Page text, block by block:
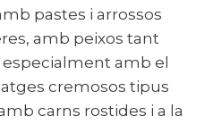
pastes i arrossos
amb peixos tant
amb el
cremosos tipus
carns rostides i a la